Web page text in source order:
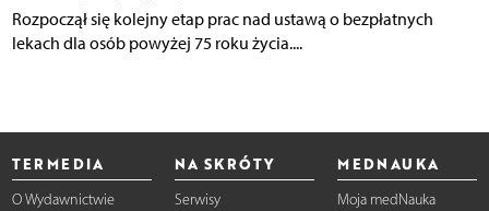
Rozpoczął się kolejny etap prac nad ustawą o bezpłatnych
lekach dla osób powyżej 75 roku życia....
TERMEDIA
O Wydawnictwie
NA SKRÓTY
Serwisy
MEDNAUKA
Moja medNauka